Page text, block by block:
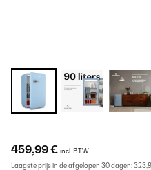
459,99 € incl. BTW
Laagste prijs in de afgelopen 30 dagen: